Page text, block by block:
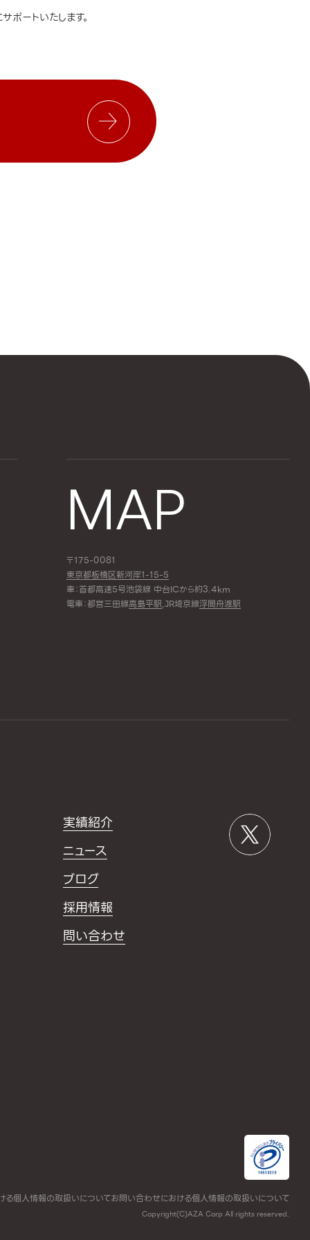
ポートいたします。
MAP
〒175-0081
東京都板橋区新河岸1-15-5
車：首都高速5号池袋線 中台ICから約3.4km
電車：都営三田線高島平駅,JR埼京線浮間舟渡駅
実績紹介
ニュース
ブログ
採用情報
問い合わせ
る個人情報の取扱いについてお問い合わせにおける個人情報の取扱いについて
Copyright(C)AZA Corp All rights reserved.